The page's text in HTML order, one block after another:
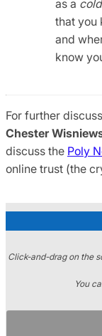
as a
that you
and
know
For further
Chester
discuss the Poly
online trust (the
Click-and-drag on the
You